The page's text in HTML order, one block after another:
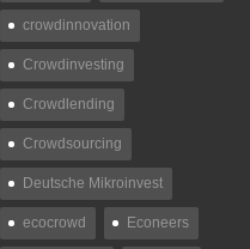
crowdinnovation
Crowdinvesting
Crowdlending
Crowdsourcing
Deutsche Mikroinvest
ecocrowd Econeers